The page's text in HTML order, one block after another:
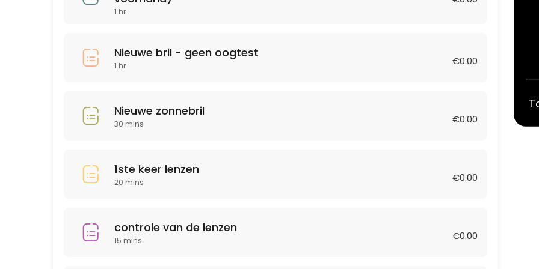
Nieuwe zonnebril
1 hr
Nieuwe bril - geen oogtest
1 hr €0.00
Nieuwe zonnebril
30 mins €0.00
1ste keer lenzen
20 mins €0.00
controle van de lenzen
15 mins €0.00